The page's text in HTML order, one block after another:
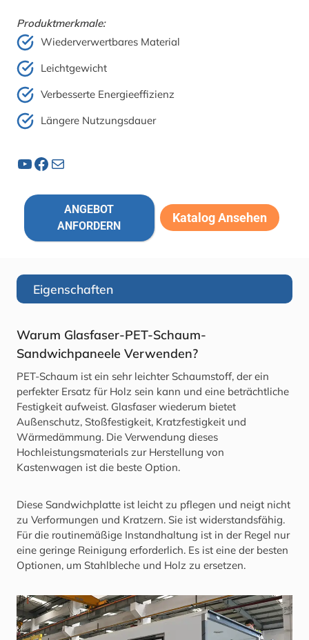
Produktmerkmale:
Wiederverwertbares Material
Leichtgewicht
Verbesserte Energieeffizienz
Längere Nutzungsdauer
YouTube Facebook Post
ANGEBOT
ANFORDERN
Katalog Ansehen
Eigenschaften
Warum Glasfaser-PET-Schaum-
Sandwichpaneele Verwenden?
PET-Schaum ist ein sehr leichter Schaumstoff, der ein
perfekter Ersatz für Holz sein kann und eine beträchtliche
Festigkeit aufweist. Glasfaser wiederum bietet
Außenschutz, Stoßfestigkeit, Kratzfestigkeit und
Wärmedämmung. Die Verwendung dieses
Hochleistungsmaterials zur Herstellung von
Kastenwagen ist die beste Option.
Diese Sandwichplatte ist leicht zu pflegen und neigt nicht
zu Verformungen und Kratzern. Sie ist widerstandsfähig.
Für die routinemäßige Instandhaltung ist in der Regel nur
eine geringe Reinigung erforderlich. Es ist eine der besten
Optionen, um Stahlbleche und Holz zu ersetzen.